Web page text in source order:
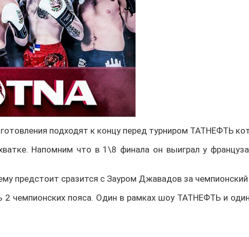
подходят к концу перед турниром ТАТНЕФТЬ
Напомним что в 1\8 финала он выиграл у
предстоит сразится с Зауром Джавадов за
2 чемпионских пояса. Один в рамках шоу ТАТНЕФТЬ и